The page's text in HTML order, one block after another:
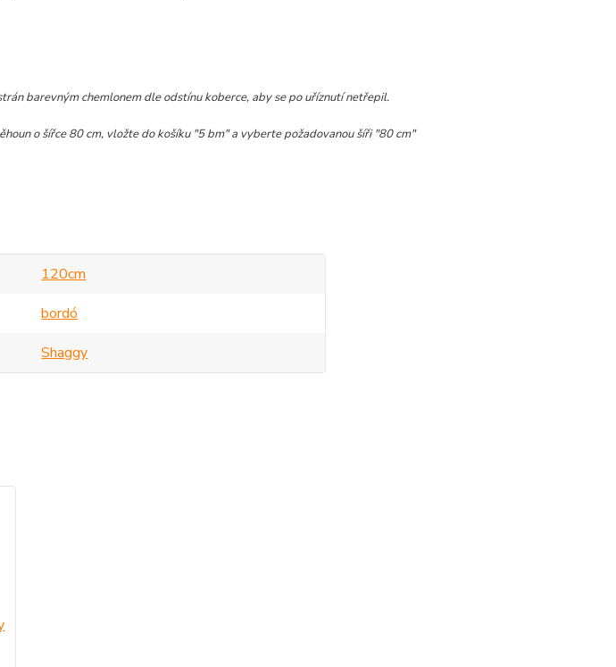
barevným chemlonem dle odstínu koberce, aby se po uříznutí netřepil.
o šířce 80 cm, vložte do košíku "5 bm" a vyberte požadovanou šíři "80 cm"
120cm
bordó
Shaggy